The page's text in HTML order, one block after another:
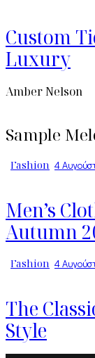
Custom
Luxury
Amber Nelson
Sample
Fashion 4
Men’s
Autumn
Fashion 4
The
Style